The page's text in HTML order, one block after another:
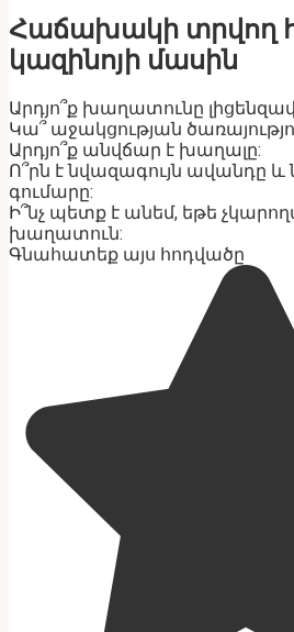
Հաճախակի տրվող
կազինոյի մասին
Արդյո՞ք խաղատունը
Կա՞ աջակցության
Արդյո՞ք անվճար է խաղալը:
Ո՞րն է նվազագույն ավանդը և
գումարը:
Ի՞նչ պետք է անեմ, եթե
խաղատուն:
Գնահատեք այս հոդվածը